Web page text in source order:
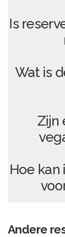
Is
Wat is
Zijn
Hoe kan
Andere